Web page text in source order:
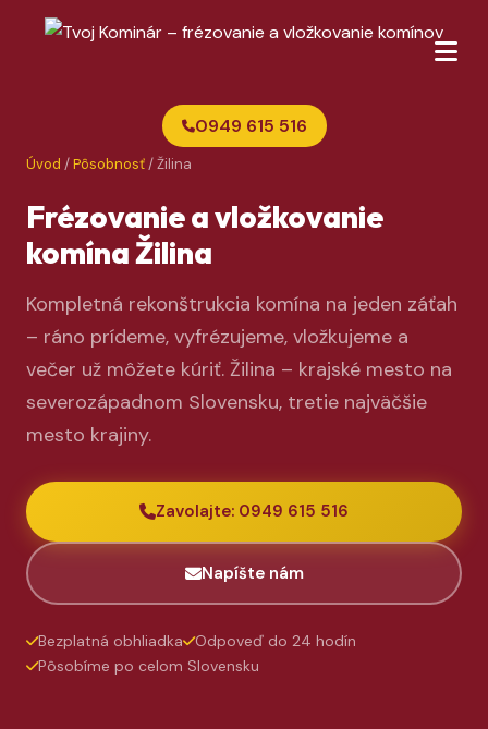
0949 615 516
Úvod /Pôsobnosť/ Žilina
Frézovanie a vložkovanie
komína Žilina
Kompletná rekonštrukcia komína na jeden záťah
– ráno prídeme, vyfrézujeme, vložkujeme a
večer už môžete kúriť. Žilina – krajské mesto na
severozápadnom Slovensku, tretie najväčšie
mesto krajiny.
Zavolajte: 0949 615 516
Napíšte nám
Bezplatná obhliadka
Odpoveď do 24 hodín
Pôsobíme po celom Slovensku